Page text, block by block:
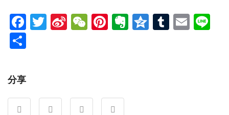
Facebook
Twitter
SinaWeChat
Pinterest
Evernote
Qzone
Tumblr
分享